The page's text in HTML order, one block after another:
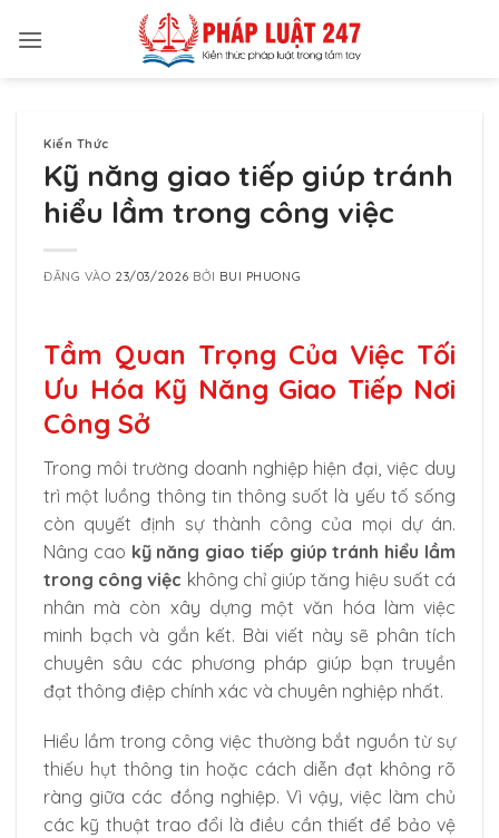
qua
Kiến Thức
Kỹ năng giao tiếp giúp tránh
hiểu lầm trong công việc
ĐĂNG VÀO 23/03/2026 BỞI BUI PHUONG
Tầm Quan Trọng Của Việc Tối
Ưu Hóa Kỹ Năng Giao Tiếp Nơi
Công Sở
Trong môi trường doanh nghiệp hiện đại, việc duy
trì một luồng thông tin thông suốt là yếu tố sống
còn quyết định sự thành công của mọi dự án.
Nâng cao kỹ năng giao tiếp giúp tránh hiểu lầm
trong công việc không chỉ giúp tăng hiệu suất cá
nhân mà còn xây dựng một văn hóa làm việc
minh bạch và gắn kết. Bài viết này sẽ phân tích
chuyên sâu các phương pháp giúp bạn truyền
đạt thông điệp chính xác và chuyên nghiệp nhất.
Hiểu lầm trong công việc thường bắt nguồn từ sự
thiếu hụt thông tin hoặc cách diễn đạt không rõ
ràng giữa các đồng nghiệp. Vì vậy, việc làm chủ
các kỹ thuật trao đổi là điều cần thiết để bảo vệ